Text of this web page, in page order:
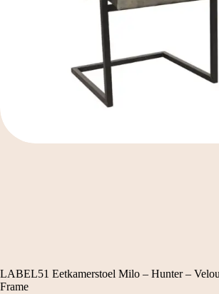
LABEL51 Eetkamerstoel Milo – Hunter –
Frame